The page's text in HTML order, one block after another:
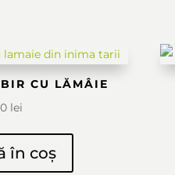
CU LĂMÂIE
lei
în coș